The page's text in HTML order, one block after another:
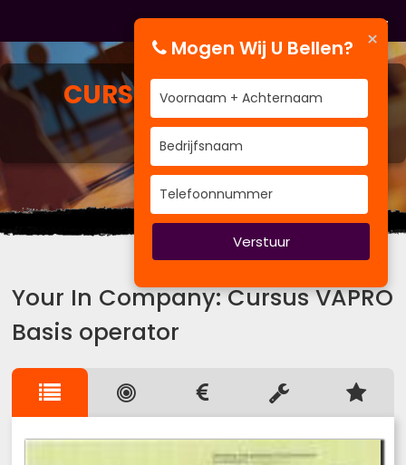
CURSUSVAPRO BASIS
OPERATOR
Wij kennen de weg.
Your In Company: Cursus VAPRO
Basis operator
×
Mogen Wij U Bellen?
Verstuur